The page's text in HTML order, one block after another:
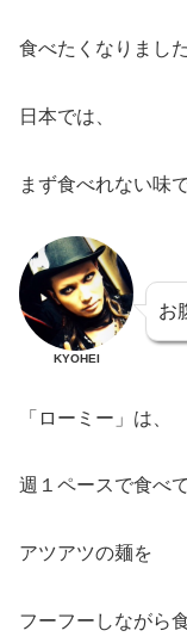
食べたくなりまし
日本では、
まず食べれない味
KYOHEI
お
「ローミー」は、
週１ペースで食べ
アツアツの麺を
フーフーしながら